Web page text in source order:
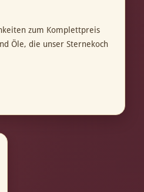
zum Komplettpreis
Öle, die unser Sternekoch